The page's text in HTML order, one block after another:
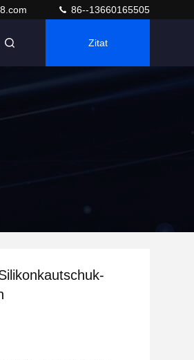
86--13660165505
Zitat